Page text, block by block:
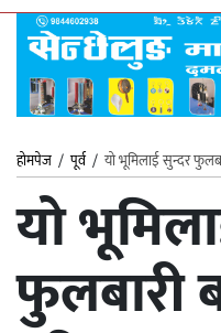
होमपेज /पूर्व/ यो भूमिलाई सुन्दर
यो
फुलबारी